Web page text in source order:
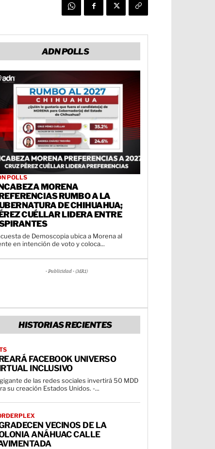
ADN POLLS
POLLS
MORENA
RUMBO A LA
DE CHIHUAHUA;
CUÉLLAR LIDERA ENTRE
de Demoscopia ubica a Morena al
en intención de voto y coloca...
- Publicidad - (MR1)
HISTORIAS RECIENTES
FACEBOOK UNIVERSO
INCLUSIVO
de las redes sociales invertirá 50 MDD
para su creación Estados Unidos. -...
VECINOS DE LA
ANÁHUAC CALLE